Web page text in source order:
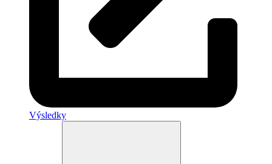
Výsledky